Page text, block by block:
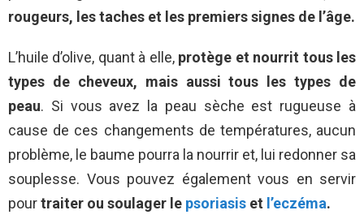
rougeurs, les taches et les premiers signes de l’âge.
L’huile d’olive, quant à elle, protège et nourrit tous les
types de cheveux, mais aussi tous les types de
peau. Si vous avez la peau sèche est rugueuse à
cause de ces changements de températures, aucun
problème, le baume pourra la nourrir et, lui redonner sa
souplesse. Vous pouvez également vous en servir
pourtraiter ou soulager le psoriasis et l’eczéma.